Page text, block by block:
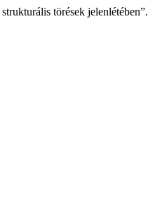
törések jelenlétében”.